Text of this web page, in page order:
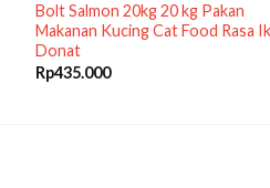
Bolt Salmon 20kg 20 kg Pakan
Makanan Kucing Cat Food Rasa
Donat
Rp435.000